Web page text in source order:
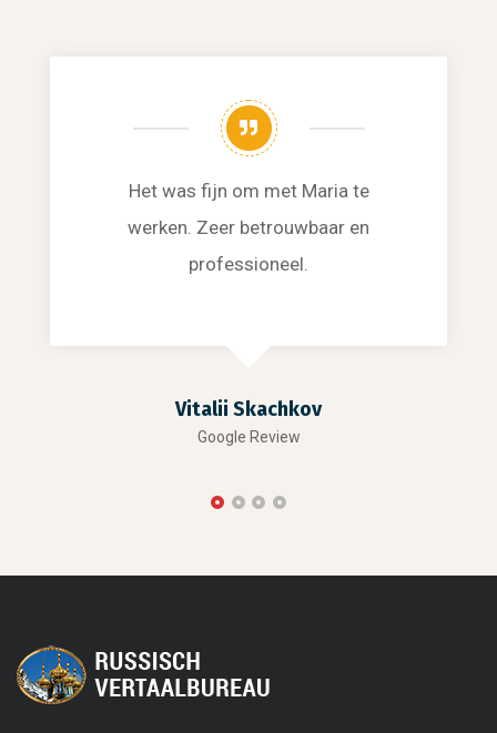
Het was fijn om met Maria te
werken. Zeer betrouwbaar en
professioneel.
Vitalii Skachkov
Google Review